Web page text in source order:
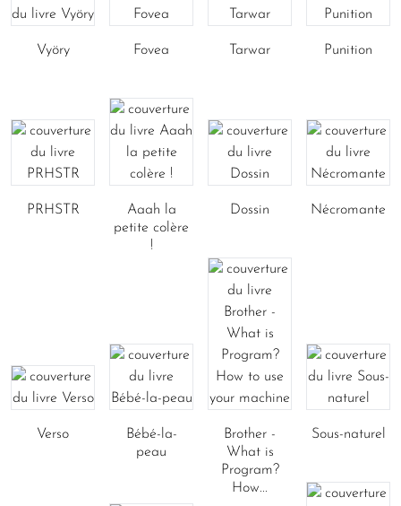
Vyöry Fovea Tarwar Punition
PRHSTR
Aaah la
petite colère
!
Dossin Nécromante
Verso
Bébé-la-
peau
Brother -
What is
Program?
How...
Sous-naturel